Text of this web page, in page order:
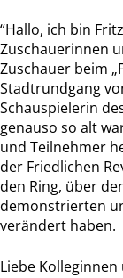
“Hallo, ich bin
Zuschauerinnen
Zuschauer beim
Stadtrundgang
Schauspielerin
genauso so alt
und Teilnehmer
der Friedlichen
den Ring, über
demonstrierten
verändert haben.
Liebe Kolleginnen